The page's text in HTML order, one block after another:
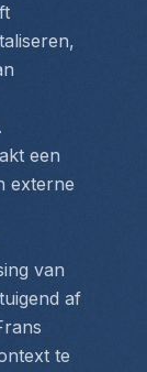
een
externe
van
af
te